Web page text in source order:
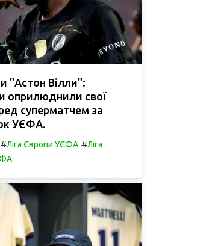
"Астон Вілли":
оприлюднили свої
суперматчем за
УЄФА.
#Ліга Європи УЄФА #Ліга